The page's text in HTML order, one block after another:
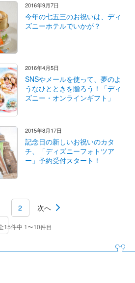
2016年9月7日
今年の七五三のお祝いは、ディ
ズニーホテルでいかが？
2016年4月5日
SNSやメールを使って、夢のよ
うなひとときを贈ろう！「ディ
ズニー・オンラインギフト」
2015年8月17日
記念日の新しいお祝いのカタ
チ、「ディズニーフォトツア
ー」予約受付スタート！
2 次へ
15件中 1〜10件目